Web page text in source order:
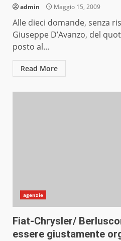
admin Maggio 15, 2009
Alle dieci domande, senza
Giuseppe D’Avanzo, del
posto al...
Read More
agenzie
Fiat-Chrysler/
essere giustamente